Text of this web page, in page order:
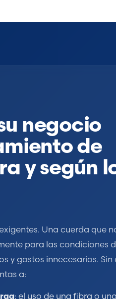
negocio
de
y según
Una cuerda que
para las condiciones
y gastos innecesarios. Sin
a:
: el uso de una fibra o una